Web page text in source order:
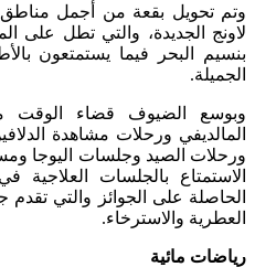
وتم تحويل بقعة من أجمل مناطق
لاونج الجديدة، والتي تطل على
بنسيم البحر فيما يستمتعون
الجميلة.
وبوسع الضيوف قضاء
المالديفي ورحلات مشاهدة
ورحلات الصيد وجلسات اليوجا
الاستمتاع بالجلسات
الحاصلة على الجوائز والتي تقدم
العطرية والاسترخاء.
رياضات مائية